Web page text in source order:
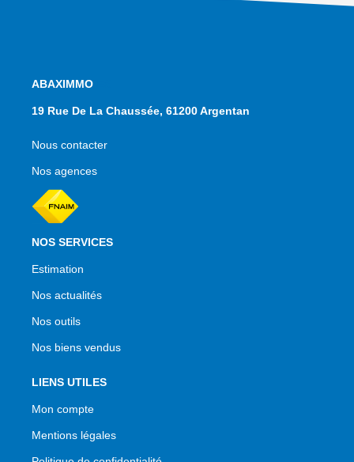
NOS AGENCES
19 Rue De La Chaussée, 61200 Argentan
20 Place Du Dr Paul German, 14700 Falaise
Nous contacter
Nos agences
NOS SERVICES
Estimation
Nos actualités
Nos outils
Nos biens vendus
LIENS UTILES
Mon compte
Mentions légales